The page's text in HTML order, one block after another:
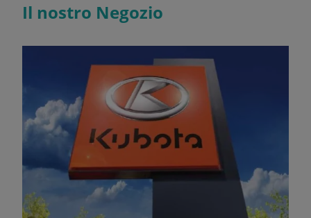
Il nostro Negozio